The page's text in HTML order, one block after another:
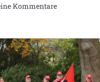
Kommentare